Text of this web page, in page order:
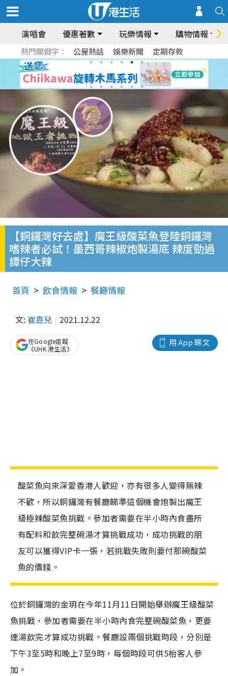
演唱會 優惠著數 玩樂情報 購物情報
熱門關鍵字： 公屋熱話 娛樂新聞 定期存款
【銅鑼灣好去處】魔王級酸菜魚登陸銅鑼灣
嗜辣者必試！墨西哥辣椒炮製湯底 辣度勁過
譚仔大辣
首頁 飲食情報 餐廳情報
文: 崔嘉兒 2021.12.22
用 App 睇文
在Google追蹤
《UHK 港生活》
酸菜魚向來深愛香港人歡迎，亦有很多人變得無辣
不歡，所以銅鑼灣有餐廳睇準這個機會炮製出魔王
級極辣酸菜魚挑戰。參加者需要在半小時內食盡所
有配料和飲完整碗湯才算挑戰成功，成功挑戰的朋
友可以獲得VIP卡一張，若挑戰失敗則要付那碗酸菜
魚的價錢。
位於銅鑼灣的金玥在今年11月11日開始舉辦魔王級酸菜
魚挑戰，參加者需要在半小時內食完整碗酸菜魚，更要
連湯飲完才算成功挑戰。餐廳設兩個挑戰時段，分別是
下午3至5時和晚上7至9時，每個時段可供5枱客人參
加。